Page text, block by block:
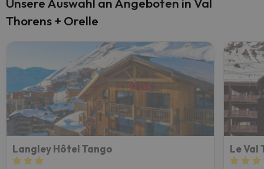
Thorens + Orelle
Langley Hôtel Tango Le Val